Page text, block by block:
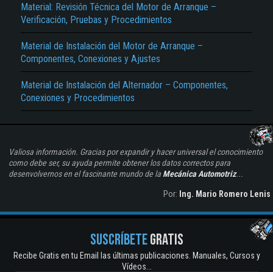
Material: Revisión Técnica del Motor de Arranque –
Verificación, Pruebas y Procedimientos
Material de Instalación del Motor de Arranque –
Componentes, Conexiones y Ajustes
Material de Instalación del Alternador – Componentes,
Conexiones y Procedimientos
Valiosa información. Gracias por expandir y hacer universal el conocimiento
como debe ser, su ayuda permite obtener los datos correctos para
desenvolvernos en el fascinante mundo de la Mecánica Automotriz...
Por: Ing. Mario Romero Lenis
SUSCRÍBETEGRATIS
Recibe Gratis en tu Email las últimas publicaciones. Manuales, Cursos y
Vídeos...